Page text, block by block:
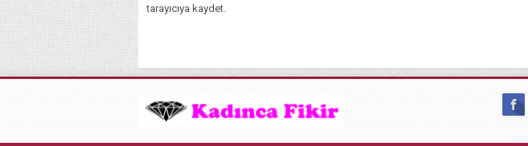
tarayıcıya kaydet.